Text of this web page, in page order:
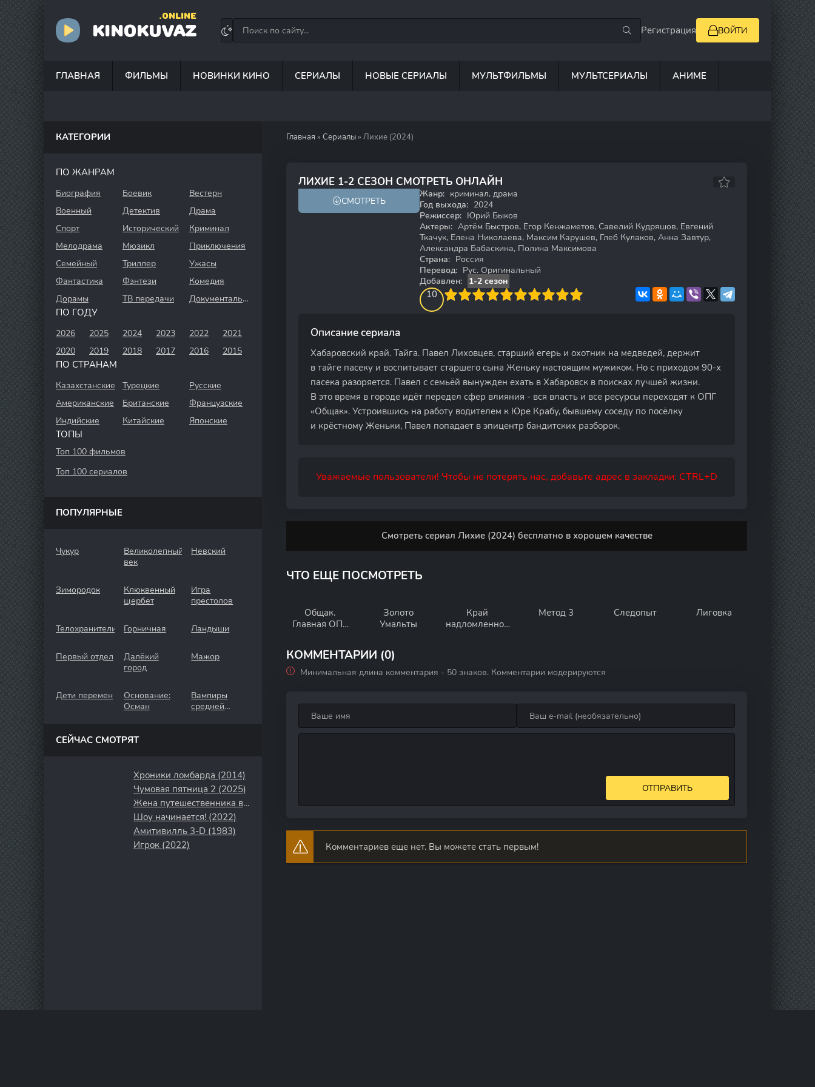
KINOKUVAZ
.ONLINE
Регистрация ВОЙТИ
ГЛАВНАЯ ФИЛЬМЫ НОВИНКИ КИНО СЕРИАЛЫ НОВЫЕ СЕРИАЛЫ МУЛЬТФИЛЬМЫ МУЛЬТСЕРИАЛЫ АНИМЕ
Главная » Сериалы » Лихие (2024)
ЛИХИЕ 1-2 СЕЗОН СМОТРЕТЬ ОНЛАЙН
7.3 6.8
СМОТРЕТЬ
Жанр: криминал, драма
Год выхода: 2024
Режиссер: Юрий Быков
Актеры: Артём Быстров, Егор Кенжаметов, Савелий Кудряшов, Евгений
Ткачук, Елена Николаева, Максим Карушев, Глеб Кулаков, Анна Завтур,
Александра Бабаскина, Полина Максимова
Страна: Россия
Перевод: Рус. Оригинальный
Добавлен:
1-2 сезон
10
4 5 6 7 8 9 10
Описание сериала
Хабаровский край. Тайга. Павел Лиховцев, старший егерь и охотник на медведей, держит
в тайге пасеку и воспитывает старшего сына Женьку настоящим мужиком. Но с приходом 90-х
пасека разоряется. Павел с семьёй вынужден ехать в Хабаровск в поисках лучшей жизни.
В это время в городе идёт передел сфер влияния - вся власть и все ресурсы переходят к ОПГ
«Общак». Устроившись на работу водителем к Юре Крабу, бывшему соседу по посёлку
и крёстному Женьки, Павел попадает в эпицентр бандитских разборок.
Уважаемые пользователи! Чтобы не потерять нас, добавьте адрес в закладки: CTRL+D
Смотреть сериал Лихие (2024) бесплатно в хорошем качестве
ЧТО ЕЩЕ ПОСМОТРЕТЬ
Общак.
Главная ОПГ
Золото
Умальты
Край
надломленной
Метод 3 Следопыт Лиговка
КОММЕНТАРИИ (0)
Минимальная длина комментария - 50 знаков. Комментарии модерируются
ОТПРАВИТЬ
Комментариев еще нет. Вы можете стать первым!
КАТЕГОРИИ
ПО ЖАНРАМ
Биография Боевик
Вестерн
Военный
Детектив
Драма
Спорт
Исторический
Криминал
Мелодрама
Мюзикл
Приключения
Семейный
Триллер
Ужасы
Фантастика
Фэнтези
Комедия
Дорамы
ТВ передачи Документальный
ПО ГОДУ
2026 2025 2024 2023 2022
2021
2020
2019 2018 2017 2016 2015
ПО СТРАНАМ
Казахстанские Турецкие
Русские
Американские
Британские
Французские
Индийские
Китайские Японские
ТОПЫ
Топ 100 фильмов
Топ 100 сериалов
ПОПУЛЯРНЫЕ
Чукур
Великолепный
век
Невский
Зимородок
Клюквенный
щербет
Игра
престолов
Телохранители Горничная Ландыши
Первый отдел
Далёкий
город
Мажор
Дети перемен
Основание:
Осман
Вампиры
средней
СЕЙЧАС СМОТРЯТ
Хроники ломбарда (2014)
Чумовая пятница 2 (2025)
Жена путешественника во времени (2022)
Шоу начинается! (2022)
Амитивилль 3-D (1983)
Игрок (2022)